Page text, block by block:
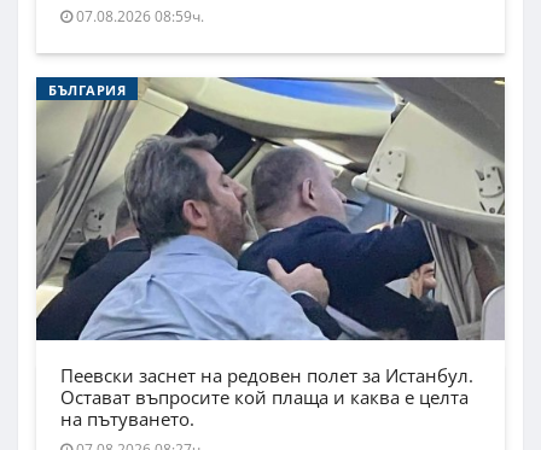
07.08.2026 08:59ч.
БЪЛГАРИЯ
Пеевски заснет на редовен полет за Истанбул.
Остават въпросите кой плаща и каква е целта
на пътуването.